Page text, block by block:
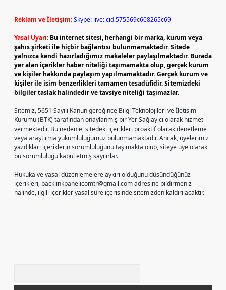
Reklam ve İletişim:Skype: live:.cid.575569c608265c69
Yasal Uyarı: Bu internet sitesi, herhangi bir marka, kurum veya
şahıs şirketi ile hiçbir bağlantısı bulunmamaktadır. Sitede
yalnızca kendi hazırladığımız makaleler paylaşılmaktadır. Burada
yer alan içerikler haber niteliği taşımamakta olup, gerçek kurum
ve kişiler hakkında paylaşım yapılmamaktadır. Gerçek kurum ve
kişiler ile isim benzerlikleri tamamen tesadüfidir. Sitemizdeki
bilgiler taslak halindedir ve tavsiye niteliği taşımazlar.
Sitemiz, 5651 Sayılı Kanun gereğince Bilgi Teknolojileri ve İletişim
Kurumu (BTK) tarafından onaylanmış bir Yer Sağlayıcı olarak hizmet
vermektedir. Bu nedenle, sitedeki içerikleri proaktif olarak denetleme
veya araştırma yükümlülüğümüz bulunmamaktadır. Ancak, üyelerimiz
yazdıkları içeriklerin sorumluluğunu taşımakta olup, siteye üye olarak
bu sorumluluğu kabul etmiş sayılırlar.
Hukuka ve yasal düzenlemelere aykırı olduğunu düşündüğünüz
içerikleri, backlinkpanelicomtr@gmail.comadresine bildirmeniz
halinde, ilgili içerikler yasal süre içerisinde sitemizden kaldırılacaktır.